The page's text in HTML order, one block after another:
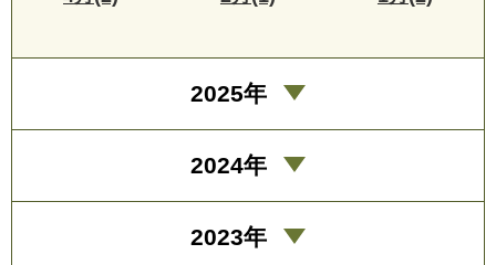
2025年
2024年
2023年